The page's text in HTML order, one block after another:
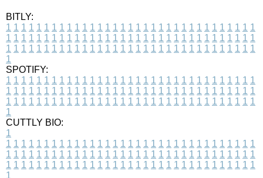
BITLY:
1 1 1 1 1 1 1 1 1 1 1 1 1 1 1 1 1 1 1 1 1 1 1 1 1 1 1 1 1 1 1 1 1
1 1 1 1 1 1 1 1 1 1 1 1 1 1 1 1 1 1 1 1 1 1 1 1 1 1 1 1 1 1 1 1 1
1 1 1 1 1 1 1 1 1 1 1 1 1 1 1 1 1 1 1 1 1 1 1 1 1 1 1 1 1 1 1 1 1
1
SPOTIFY:
1 1 1 1 1 1 1 1 1 1 1 1 1 1 1 1 1 1 1 1 1 1 1 1 1 1 1 1 1 1 1 1 1
1 1 1 1 1 1 1 1 1 1 1 1 1 1 1 1 1 1 1 1 1 1 1 1 1 1 1 1 1 1 1 1 1
1 1 1 1 1 1 1 1 1 1 1 1 1 1 1 1 1 1 1 1 1 1 1 1 1 1 1 1 1 1 1 1 1
1
CUTTLY BIO:
1
1 1 1 1 1 1 1 1 1 1 1 1 1 1 1 1 1 1 1 1 1 1 1 1 1 1 1 1 1 1 1 1 1
1 1 1 1 1 1 1 1 1 1 1 1 1 1 1 1 1 1 1 1 1 1 1 1 1 1 1 1 1 1 1 1 1
1 1 1 1 1 1 1 1 1 1 1 1 1 1 1 1 1 1 1 1 1 1 1 1 1 1 1 1 1 1 1 1 1
1